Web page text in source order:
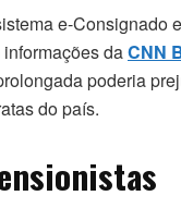
e-Consignado
daCNN
poderia
do país.